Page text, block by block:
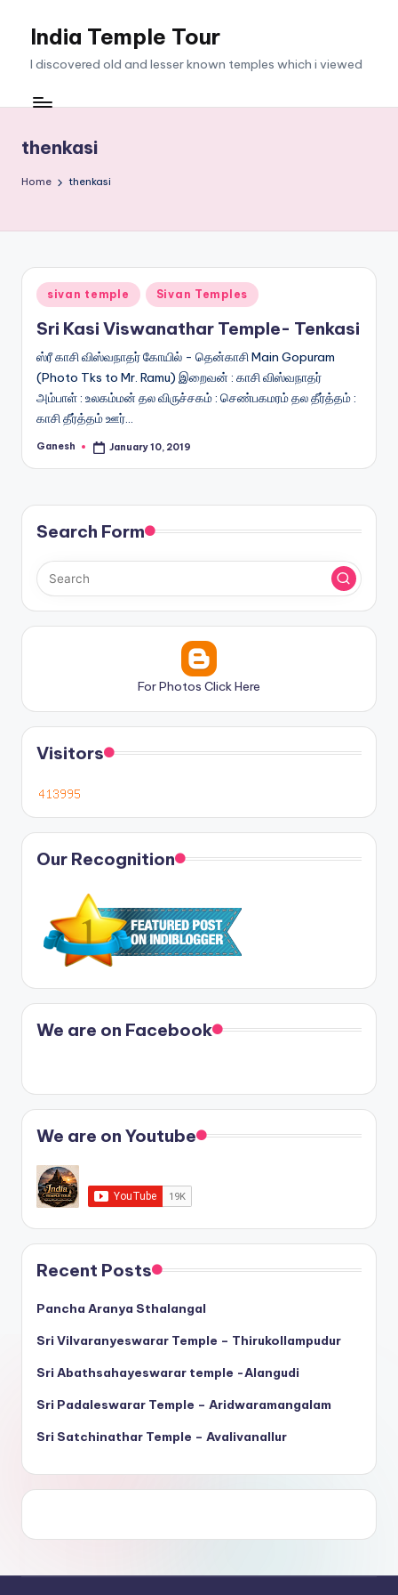
India Temple Tour
I discovered old and lesser known temples which i viewed
thenkasi
Home thenkasi
Posted
in
sivan temple Sivan Temples
Sri Kasi Viswanathar Temple- Tenkasi
ஸ்ரீ காசி விஸ்வநாதர் கோயில் - தென்காசி Main Gopuram
(Photo Tks to Mr. Ramu) இறைவன் : காசி விஸ்வநாதர்
அம்பாள் : உலகம்மன் தல விருச்சகம் : செண்பகமரம் தல தீர்த்தம் :
காசி தீர்த்தம் ஊர்…
Posted
Ganesh January 10, 2019
Search Form
For Photos Click Here
Visitors
Our Recognition
We are on Facebook
We are on Youtube
Recent Posts
Pancha Aranya Sthalangal
Sri Vilvaranyeswarar Temple – Thirukollampudur
Sri Abathsahayeswarar temple -Alangudi
Sri Padaleswarar Temple – Aridwaramangalam
Sri Satchinathar Temple – Avalivanallur